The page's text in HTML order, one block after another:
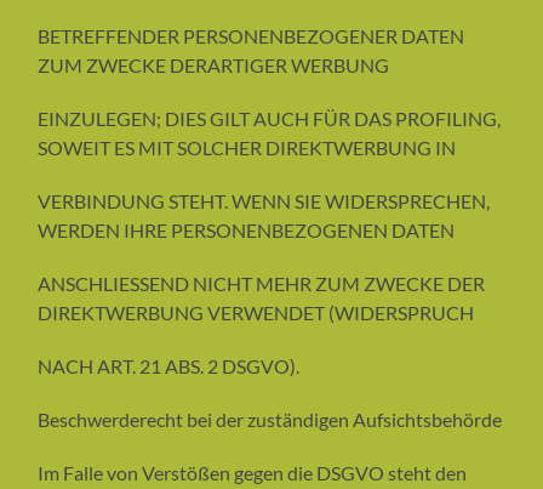
BETREFFENDER PERSONENBEZOGENER DATEN
ZUM ZWECKE DERARTIGER WERBUNG
EINZULEGEN; DIES GILT AUCH FÜR DAS PROFILING,
SOWEIT ES MIT SOLCHER DIREKTWERBUNG IN
VERBINDUNG STEHT. WENN SIE WIDERSPRECHEN,
WERDEN IHRE PERSONENBEZOGENEN DATEN
ANSCHLIESSEND NICHT MEHR ZUM ZWECKE DER
DIREKTWERBUNG VERWENDET (WIDERSPRUCH
NACH ART. 21 ABS. 2 DSGVO).
Beschwerderecht bei der zuständigen Aufsichtsbehörde
Im Falle von Verstößen gegen die DSGVO steht den